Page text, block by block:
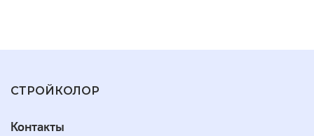
СТРОЙКОЛОР
Контакты